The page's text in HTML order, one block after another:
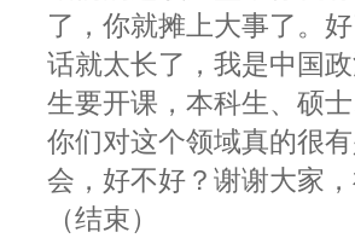
了，你就摊上大事了。
话就太长了，我是中国
生要开课，本科生、硕
你们对这个领域真的很
会，好不好？谢谢大家
（结束）